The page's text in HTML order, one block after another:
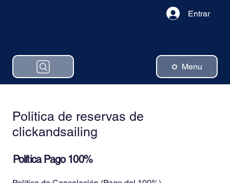
Menu
Entrar
Politica de reservas de
clickandsailing
Política Pago 100%